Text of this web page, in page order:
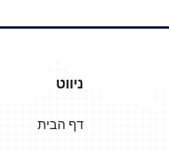
ניווט
דף הבית